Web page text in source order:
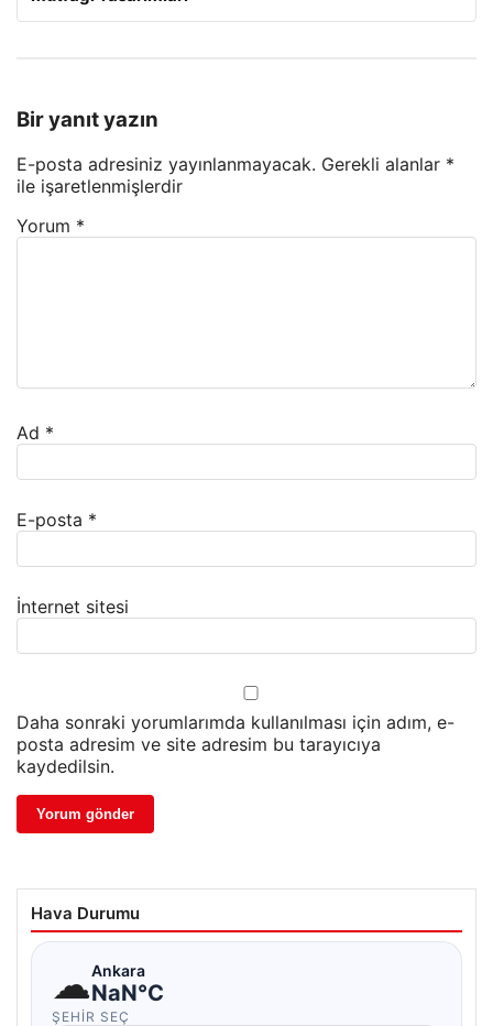
Bir yanıt yazın
E-posta adresiniz yayınlanmayacak. Gerekli alanlar *
ile işaretlenmişlerdir
Yorum *
Ad *
E-posta *
İnternet sitesi
Daha sonraki yorumlarımda kullanılması için adım, e-
posta adresim ve site adresim bu tarayıcıya
kaydedilsin.
Hava Durumu
☁Ankara
NaN°C
ŞEHIR SEÇ